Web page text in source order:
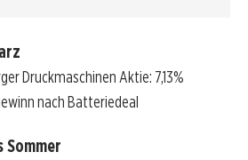
Druckmaschinen Aktie: 7,13%
nach Batteriedeal
Sommer